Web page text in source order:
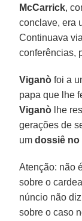
McCarrick,
conclave, era
Continuava
conferências,
Viganò foi a
papa que lhe
Viganò lhe
gerações de
umdossiê no
Atenção: não
sobre o
núncio não
sobre o caso